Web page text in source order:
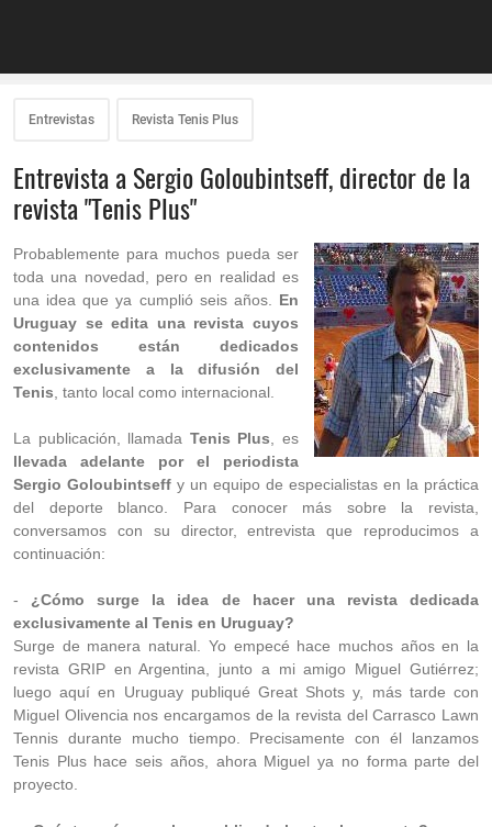
Entrevistas Revista Tenis Plus
Entrevista a Sergio Goloubintseff, director de la
revista "Tenis Plus"
Probablemente para muchos pueda ser
toda una novedad, pero en realidad es
una idea que ya cumplió seis años. En
Uruguay se edita una revista cuyos
contenidos están dedicados
exclusivamente a la difusión del
Tenis , tanto local como internacional.
La publicación, llamada Tenis Plus , es
llevada adelante por el periodista
Sergio Goloubintseff y un equipo de especialistas en la práctica
del deporte blanco. Para conocer más sobre la revista,
conversamos con su director, entrevista que reproducimos a
continuación:
- ¿Cómo surge la idea de hacer una revista dedicada
exclusivamente al Tenis en Uruguay?
Surge de manera natural. Yo empecé hace muchos años en la
revista GRIP en Argentina, junto a mi amigo Miguel Gutiérrez;
luego aquí en Uruguay publiqué Great Shots y, más tarde con
Miguel Olivencia nos encargamos de la revista del Carrasco Lawn
Tennis durante mucho tiempo. Precisamente con él lanzamos
Tenis Plus hace seis años, ahora Miguel ya no forma parte del
proyecto.